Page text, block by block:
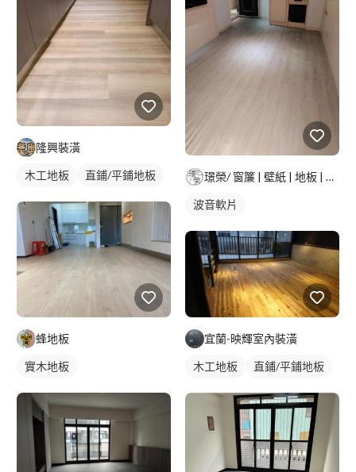
隆興裝潢
木工地板 直鋪/平鋪地板
蜂地板
實木地板
璟榮/ 窗簾 | 壁紙 | 地板 | 建築貼膜 |
波音軟片
宜蘭-映輝室內裝潢
木工地板 直鋪/平鋪地板